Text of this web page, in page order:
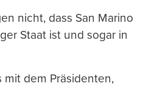
nicht, dass San Marino
Staat ist und sogar in
dem Präsidenten,